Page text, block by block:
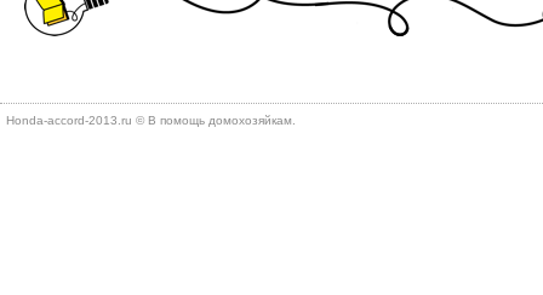
Honda-accord-2013.ru © В помощь дοмохοзяйкам.